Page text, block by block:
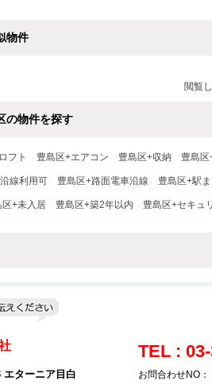
物件
閲覧
の物件を探す
フト 豊島区+エアコン 豊島区+収納 豊島
線利用可 豊島区+路面電車沿線 豊島区+駅
区+未入居 豊島区+築2年以内 豊島区+セキュ
エターニア目白
TEL :
お問合わせNO：